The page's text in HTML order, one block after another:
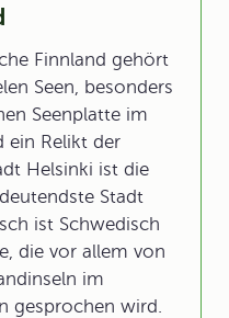
Finnland gehört
Seen, besonders
Seenplatte im
ein Relikt der
Helsinki ist die
Stadt
ist Schwedisch
die vor allem von
im
gesprochen wird.